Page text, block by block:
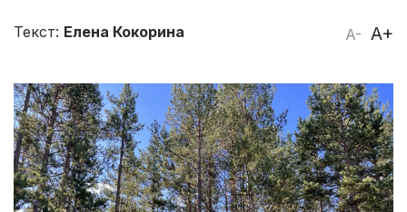
A- A+
Текст: Елена Кокорина